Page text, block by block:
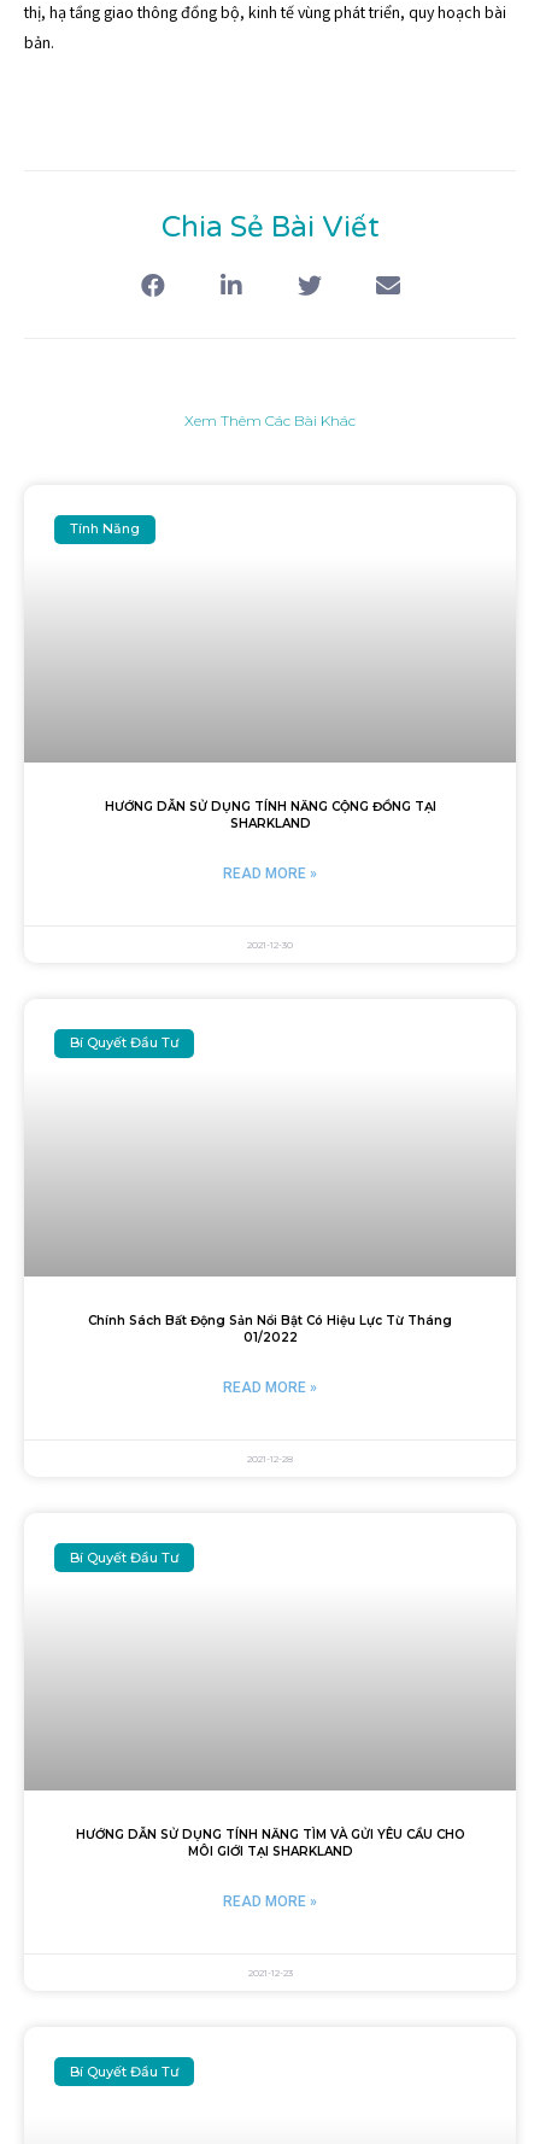
thị, hạ tầng giao thông đồng bộ, kinh tế vùng phát triển, quy hoạch bài
bản.
Chia Sẻ Bài Viết
Xem Thêm Các Bài Khác
Tính Năng
HƯỚNG DẪN SỬ DỤNG TÍNH NĂNG CỘNG ĐỒNG TẠI
SHARKLAND
READ MORE »
2021-12-30
Bí Quyết Đầu Tư
Chính Sách Bất Động Sản Nổi Bật Có Hiệu Lực Từ Tháng
01/2022
READ MORE »
2021-12-28
Bí Quyết Đầu Tư
HƯỚNG DẪN SỬ DỤNG TÍNH NĂNG TÌM VÀ GỬI YÊU CẦU CHO
MÔI GIỚI TẠI SHARKLAND
READ MORE »
2021-12-23
Bí Quyết Đầu Tư